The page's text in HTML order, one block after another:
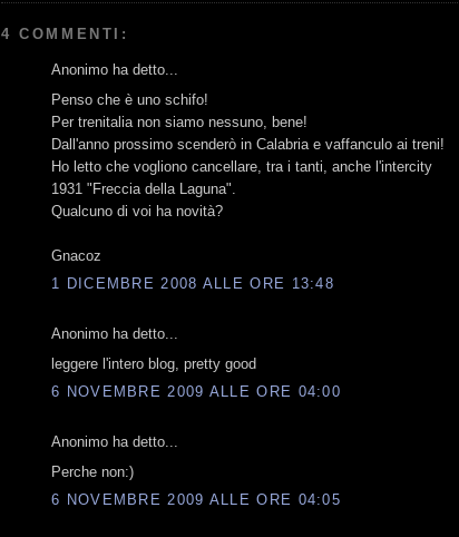
4 COMMENTI:
Anonimo ha detto...
Penso che è uno schifo!
Per trenitalia non siamo nessuno, bene!
Dall'anno prossimo scenderò in Calabria e vaffanculo ai treni!
Ho letto che vogliono cancellare, tra i tanti, anche l'intercity
1931 "Freccia della Laguna".
Qualcuno di voi ha novità?
Gnacoz
1 DICEMBRE 2008 ALLE ORE 13:48
Anonimo ha detto...
leggere l'intero blog, pretty good
6 NOVEMBRE 2009 ALLE ORE 04:00
Anonimo ha detto...
Perche non:)
6 NOVEMBRE 2009 ALLE ORE 04:05